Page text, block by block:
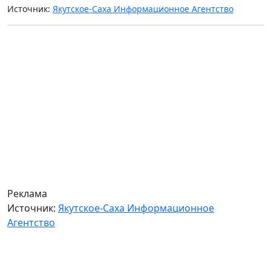
Источник: Якутское-Саха Информационное Агентство
Реклама
Источник: Якутское-Саха Информационное
Агентство